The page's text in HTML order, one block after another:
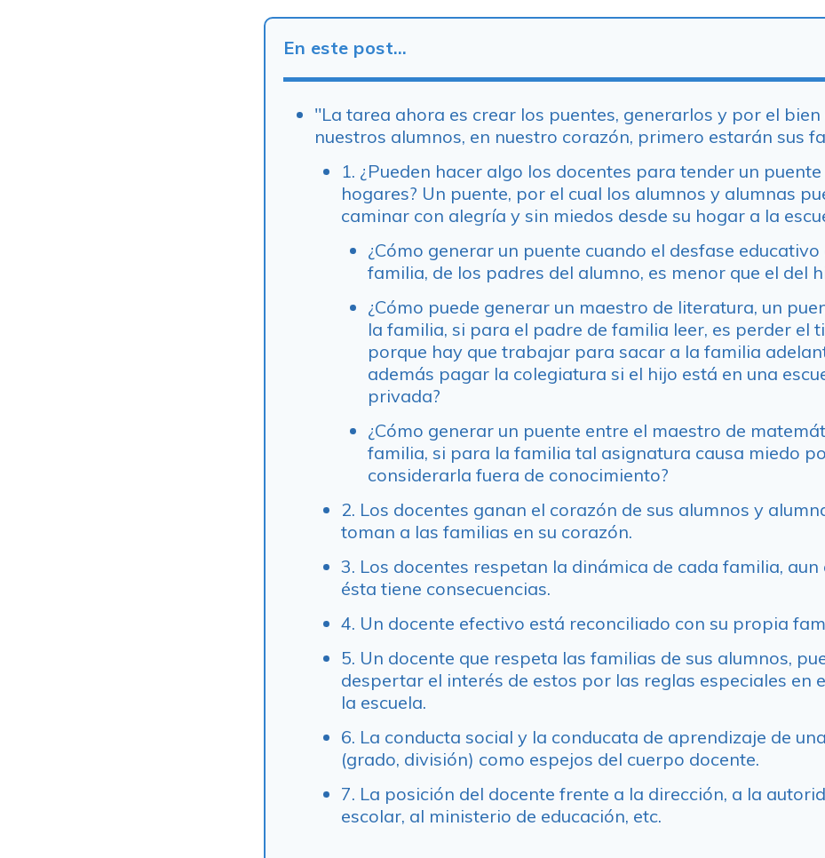
En este post…
"La tarea ahora es crear los puentes, generarlos y por el bien
nuestros alumnos, en nuestro corazón, primero estarán sus
1. ¿Pueden hacer algo los docentes para tender un
hogares? Un puente, por el cual los alumnos y alumnas
caminar con alegría y sin miedos desde su hogar a la
¿Cómo generar un puente cuando el desfase educativo
familia, de los padres del alumno, es menor que el del
¿Cómo puede generar un maestro de literatura, un
la familia, si para el padre de familia leer, es perder el
porque hay que trabajar para sacar a la familia
además pagar la colegiatura si el hijo está en una
privada?
¿Cómo generar un puente entre el maestro de
familia, si para la familia tal asignatura causa miedo
considerarla fuera de conocimiento?
2. Los docentes ganan el corazón de sus alumnos y
toman a las familias en su corazón.
3. Los docentes respetan la dinámica de cada familia, aun
ésta tiene consecuencias.
4. Un docente efectivo está reconciliado con su propia
5. Un docente que respeta las familias de sus alumnos,
despertar el interés de estos por las reglas especiales en
la escuela.
6. La conducta social y la conducata de aprendizaje de
(grado, división) como espejos del cuerpo docente.
7. La posición del docente frente a la dirección, a la
escolar, al ministerio de educación, etc.